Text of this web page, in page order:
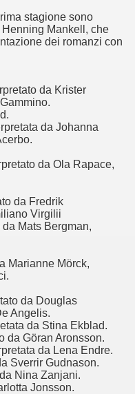
stagione sono
Mankell, che
dei romanzi con
da Krister
da Johanna
da Ola Rapace,
da Fredrik
Virgilii
Mats Bergman,
Marianne Mörck,
da Douglas
Angelis.
da Stina Ekblad.
da Göran Aronsson.
da Lena Endre.
Sverrir Gudnason.
Nina Zanjani.
Jonsson.
retroscena della
Settembre 2013.
Dicembre 2013.
moderno
nome, è anche